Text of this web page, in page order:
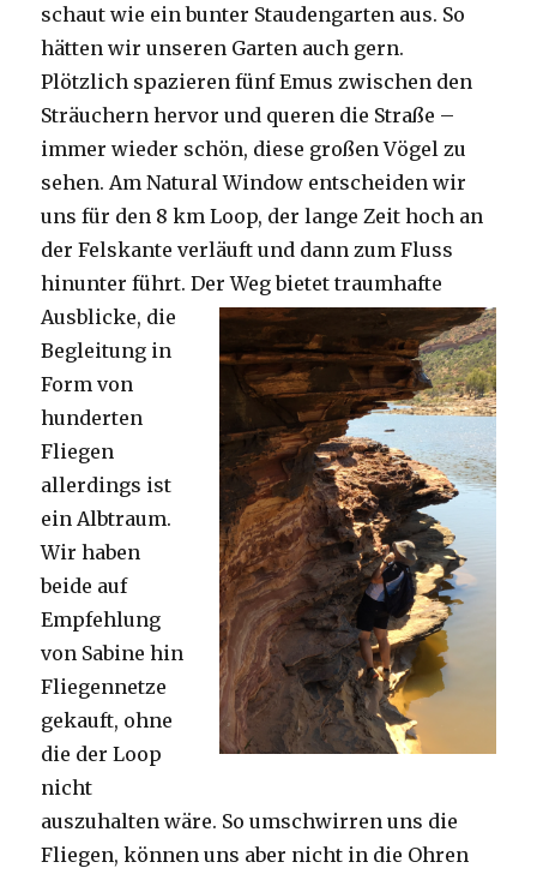
schaut wie ein bunter Staudengarten aus. So
hätten wir unseren Garten auch gern.
Plötzlich spazieren fünf Emus zwischen den
Sträuchern hervor und queren die Straße –
immer wieder schön, diese großen Vögel zu
sehen. Am Natural Window entscheiden wir
uns für den 8 km Loop, der lange Zeit hoch an
der Felskante verläuft und dann zum Fluss
hinunter führt. Der Weg bietet traumhafte
Ausblicke, die
Begleitung in
Form von
hunderten
Fliegen
allerdings ist
ein Albtraum.
Wir haben
beide auf
Empfehlung
von Sabine hin
Fliegennetze
gekauft, ohne
die der Loop
nicht
auszuhalten wäre. So umschwirren uns die
Fliegen, können uns aber nicht in die Ohren